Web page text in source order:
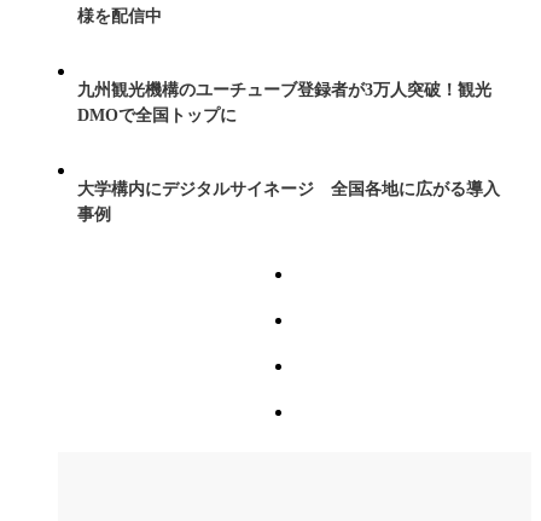
様を配信中
九州観光機構のユーチューブ登録者が3万人突破！観光
DMOで全国トップに
大学構内にデジタルサイネージ 全国各地に広がる導入
事例